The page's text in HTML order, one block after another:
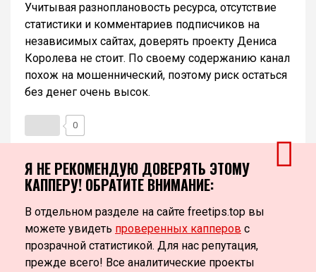
Учитывая разноплановость ресурса, отсутствие
статистики и комментариев подписчиков на
независимых сайтах, доверять проекту Дениса
Королева не стоит. По своему содержанию канал
похож на мошеннический, поэтому риск остаться
без денег очень высок.
0
Я НЕ РЕКОМЕНДУЮ ДОВЕРЯТЬ ЭТОМУ
КАППЕРУ! ОБРАТИТЕ ВНИМАНИЕ:
В отдельном разделе на сайте freetips.top вы
можете увидеть проверенных капперов с
прозрачной статистикой. Для нас репутация,
прежде всего! Все аналитические проекты